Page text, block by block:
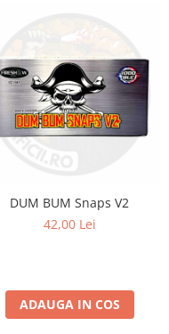
DUM BUM Snaps V2
42,00 Lei
ADAUGA IN COS